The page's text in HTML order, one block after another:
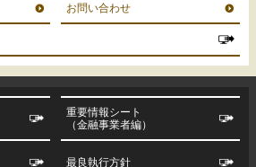
お問い合わせ
重要情報シート
（金融事業者編）
最良執行方針